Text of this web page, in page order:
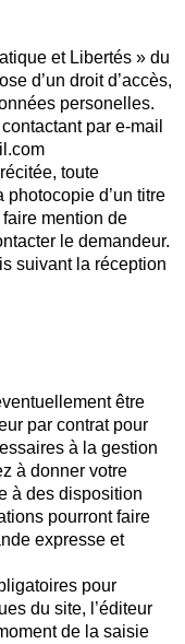
et Libertés » du
d’un droit d’accès,
personelles.
par e-mail
toute
d’un titre
mention de
le demandeur.
suivant la réception
être
par contrat pour
à la gestion
à donner votre
à des disposition
pourront faire
expresse et
pour
du site, l’éditeur
de la saisie